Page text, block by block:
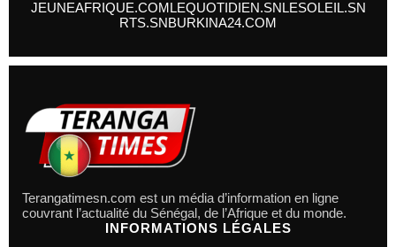
JEUNEAFRIQUE.COMLEQUOTIDIEN.SNLESOLEIL.SN
RTS.SNBURKINA24.COM
Terangatimesn.com est un média d’information en ligne
couvrant l’actualité du Sénégal, de l’Afrique et du monde.
INFORMATIONS LÉGALES